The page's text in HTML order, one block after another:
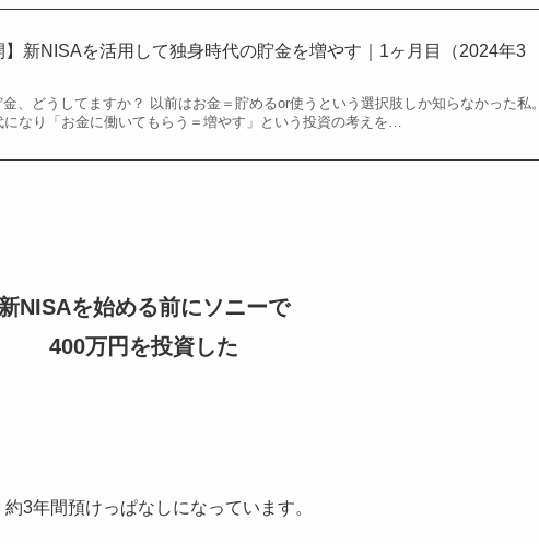
】新NISAを活用して独身時代の貯金を増やす｜1ヶ月目（2024年3
、どうしてますか？ 以前はお金＝貯めるor使うという選択肢しか知らなかった私。
になり「お金に働いてもらう＝増やす」という投資の考えを…
新NISAを始める前にソニーで
400万円を投資した
3年間預けっぱなしになっています。